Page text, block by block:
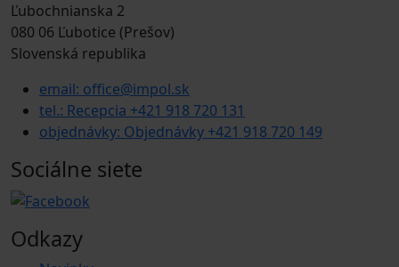
Ľubochnianska 2
080 06 Ľubotice (Prešov)
Slovenská republika
email: office@impol.sk
tel.: Recepcia +421 918 720 131
objednávky: Objednávky +421 918 720 149
Sociálne siete
Odkazy